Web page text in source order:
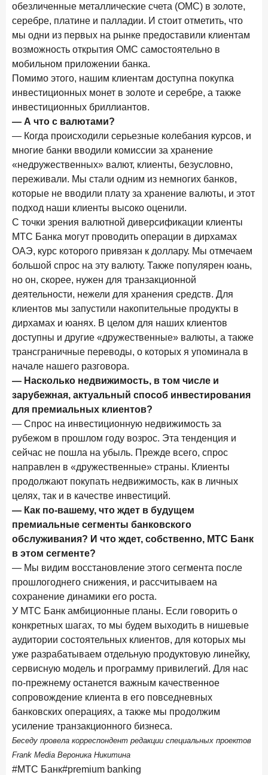
обезличенные металлические счета (ОМС) в золоте,
серебре, платине и палладии. И стоит отметить, что
мы одни из первых на рынке предоставили клиентам
возможность открытия ОМС самостоятельно в
мобильном приложении банка.
Помимо этого, нашим клиентам доступна покупка
инвестиционных монет в золоте и серебре, а также
инвестиционных бриллиантов.
— А что с валютами?
— Когда происходили серьезные колебания курсов, и
многие банки вводили комиссии за хранение
«недружественных» валют, клиенты, безусловно,
переживали. Мы стали одним из немногих банков,
которые не вводили плату за хранение валюты, и этот
подход наши клиенты высоко оценили.
С точки зрения валютной диверсификации клиенты
МТС Банка могут проводить операции в дирхамах
ОАЭ, курс которого привязан к доллару. Мы отмечаем
большой спрос на эту валюту. Также популярен юань,
но он, скорее, нужен для транзакционной
деятельности, нежели для хранения средств. Для
клиентов мы запустили накопительные продукты в
дирхамах и юанях. В целом для наших клиентов
доступны и другие «дружественные» валюты, а также
трансграничные переводы, о которых я упоминала в
начале нашего разговора.
— Насколько недвижимость, в том числе и
зарубежная, актуальный способ инвестирования
для премиальных клиентов?
— Спрос на инвестиционную недвижимость за
рубежом в прошлом году возрос. Эта тенденция и
сейчас не пошла на убыль. Прежде всего, спрос
направлен в «дружественные» страны. Клиенты
продолжают покупать недвижимость, как в личных
целях, так и в качестве инвестиций.
— Как по-вашему, что ждет в будущем
премиальные сегменты банковского
обслуживания? И что ждет, собственно, МТС Банк
в этом сегменте?
— Мы видим восстановление этого сегмента после
прошлогоднего снижения, и рассчитываем на
сохранение динамики его роста.
У МТС Банк амбиционные планы. Если говорить о
конкретных шагах, то мы будем выходить в нишевые
аудитории состоятельных клиентов, для которых мы
уже разрабатываем отдельную продуктовую линейку,
сервисную модель и программу привилегий. Для нас
по-прежнему останется важным качественное
сопровождение клиента в его повседневных
банковских операциях, а также мы продолжим
усиление транзакционного бизнеса.
Беседу провела корреспондент редакции специальных проектов
Frank Media Вероника Никитина
#МТС Банк#premium banking